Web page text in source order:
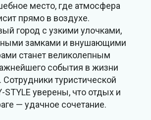
место, где атмосфера
прямо в воздухе.
город с узкими улочками,
замками и внушающими
станет великолепным
события в жизни
туристической
STYLE уверены, что отдых и
— удачное сочетание.